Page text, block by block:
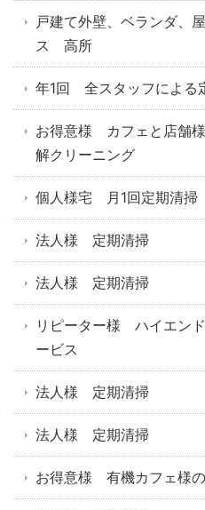
戸建て外壁、ベランダ、
ス 高所
年1回 全スタッフによる
お得意様 カフェと店舗
解クリーニング
個人様宅 月1回定期清掃
法人様 定期清掃
法人様 定期清掃
リピーター様 ハイエン
ービス
法人様 定期清掃
法人様 定期清掃
お得意様 有機カフェ様